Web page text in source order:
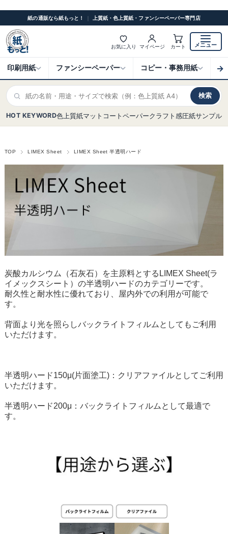
紙の通販なら紙もっと！ ｜ 上質紙・色上質紙・ファンシーペーパー専門店
お気に入り マイページ カート メニュー
印刷用紙 ファンシーペーパー コピー・事務用紙 ク
→
検索
HOT KEYWORD色上質紙マットコートペーパークラフト感圧紙サンプル
TOP LIMEX Sheet LIMEX Sheet 半透明ハード
炭酸カルシウム（石灰石）を主原料とするLIMEX Sheet(ラ
イメックスシート）の半透明ハードのカテゴリーです。
耐久性と耐水性に優れており、屋内外での利用が可能で
す。
背面より光を照らしバックライトフィルムとしてもご利用
いただけます。
半透明ハード150μ(片面塗工)：クリアファイルとしてご利用
いただけます。
半透明ハード200μ：バックライトフィルムとして最適で
す。